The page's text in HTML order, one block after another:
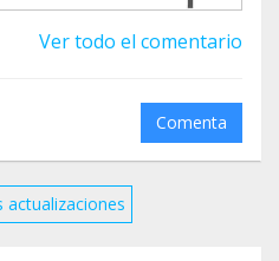
Ver todo el comentario
Comenta
actualizaciones